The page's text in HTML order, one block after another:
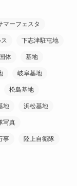
マーフェスタ
下志津駐屯地
国体 基地
岐阜基地
松島基地
地 浜松基地
写真
事 陸上自衛隊